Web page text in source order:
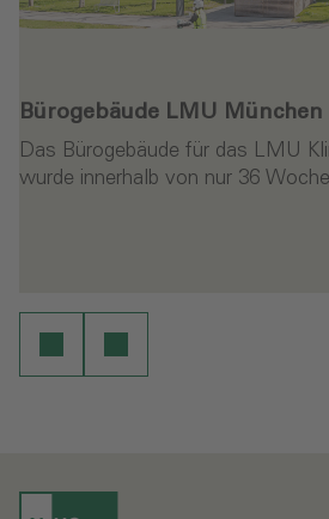
Bürogebäude LMU München
Das Bürogebäude für das LMU
wurde innerhalb von nur 36